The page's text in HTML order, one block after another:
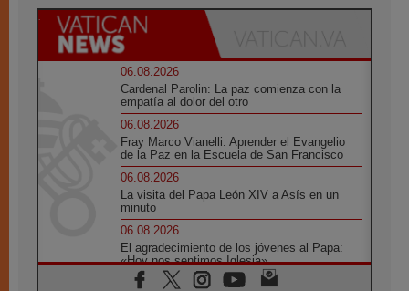
06.08.2026
Cardenal Parolin: La paz comienza con la
empatía al dolor del otro
06.08.2026
Fray Marco Vianelli: Aprender el Evangelio
de la Paz en la Escuela de San Francisco
06.08.2026
La visita del Papa León XIV a Asís en un
minuto
06.08.2026
El agradecimiento de los jóvenes al Papa:
«Hoy nos sentimos Iglesia»
06.08.2026